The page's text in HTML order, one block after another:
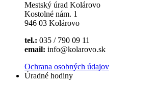
Mestský úrad Kolárovo
Kostolné nám. 1
946 03 Kolárovo
tel.: 035 / 790 09 11
email: info@kolarovo.sk
Ochrana osobných údajov
Úradné hodiny